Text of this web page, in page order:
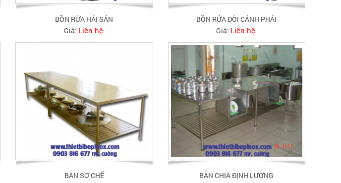
BỒN RỬA HẢI SẢN
Giá: Liên hệ
BỒN RỬA ĐÔI CÁNH PHẢI
Giá: Liên hệ
BÀN SƠ CHẾ
BÀN CHIA ĐỊNH LƯỢNG